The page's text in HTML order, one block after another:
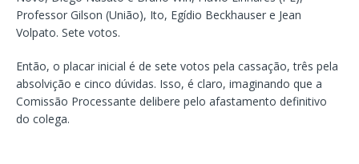
Professor Gilson (União), Ito, Egídio Beckhauser e Jean
Volpato. Sete votos.
Então, o placar inicial é de sete votos pela cassação, três pela
absolvição e cinco dúvidas. Isso, é claro, imaginando que a
Comissão Processante delibere pelo afastamento definitivo
do colega.